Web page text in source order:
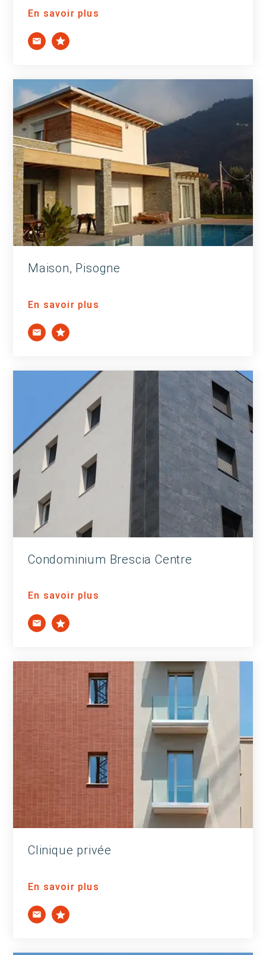
En savoir plus
Maison, Pisogne
En savoir plus
Condominium Brescia Centre
En savoir plus
Clinique privée
En savoir plus